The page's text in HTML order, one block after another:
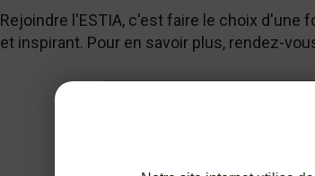
Rejoindre l'ESTIA, c'est faire le choix
et inspirant. Pour en savoir plus, rendez-